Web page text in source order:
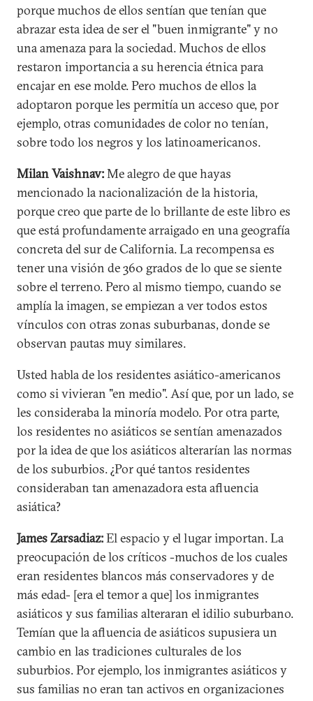
porque muchos de ellos sentían que tenían que
abrazar esta idea de ser el "buen inmigrante" y no
una amenaza para la sociedad. Muchos de ellos
restaron importancia a su herencia étnica para
encajar en ese molde. Pero muchos de ellos la
adoptaron porque les permitía un acceso que, por
ejemplo, otras comunidades de color no tenían,
sobre todo los negros y los latinoamericanos.
Milan Vaishnav:Me alegro de que hayas
mencionado la nacionalización de la historia,
porque creo que parte de lo brillante de este libro es
que está profundamente arraigado en una geografía
concreta del sur de California. La recompensa es
tener una visión de 360 grados de lo que se siente
sobre el terreno. Pero al mismo tiempo, cuando se
amplía la imagen, se empiezan a ver todos estos
vínculos con otras zonas suburbanas, donde se
observan pautas muy similares.
Usted habla de los residentes asiático-americanos
como si vivieran "en medio". Así que, por un lado, se
les consideraba la minoría modelo. Por otra parte,
los residentes no asiáticos se sentían amenazados
por la idea de que los asiáticos alterarían las normas
de los suburbios. ¿Por qué tantos residentes
consideraban tan amenazadora esta afluencia
asiática?
James Zarsadiaz:El espacio y el lugar importan. La
preocupación de los críticos -muchos de los cuales
eran residentes blancos más conservadores y de
más edad- [era el temor a que] los inmigrantes
asiáticos y sus familias alteraran el idilio suburbano.
Temían que la afluencia de asiáticos supusiera un
cambio en las tradiciones culturales de los
suburbios. Por ejemplo, los inmigrantes asiáticos y
sus familias no eran tan activos en organizaciones